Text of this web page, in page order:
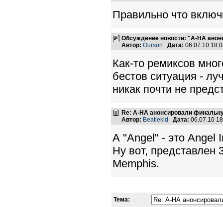
Правильно что
Обсуждение новости: "A-HA
Автор: Ourson Дата: 06.07.10
Как-то ремиксов
бестов ситуация -
никак почти не
Re: A-HA анонсировали
Автор: Beatlekid Дата: 06.07.10
А "Angel" - это Angel
Ну вот, представлен
Memphis.
Тема: